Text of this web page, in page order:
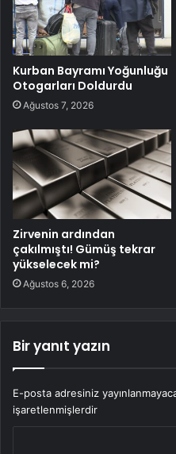
Kurban Bayramı Yoğunluğu
Otogarları Doldurdu
Ağustos 7, 2026
Zirvenin ardından
çakılmıştı! Gümüş tekrar
yükselecek mi?
Ağustos 6, 2026
Bir yanıt yazın
E-posta adresiniz
işaretlenmişlerdir